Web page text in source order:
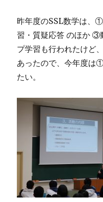
昨年度のSSL数学は、
習・質疑応答 のほか
プ学習も行われたけ
あったので、今年度は
たい。